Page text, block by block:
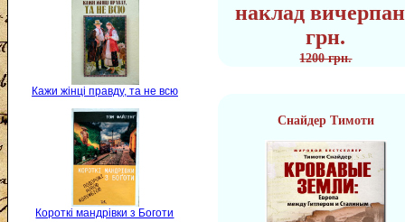
Кажи жінці правду, та не всю
Короткі мандрівки з Боготи
наклад
грн.
1200 грн.
Снайдер Тимоти